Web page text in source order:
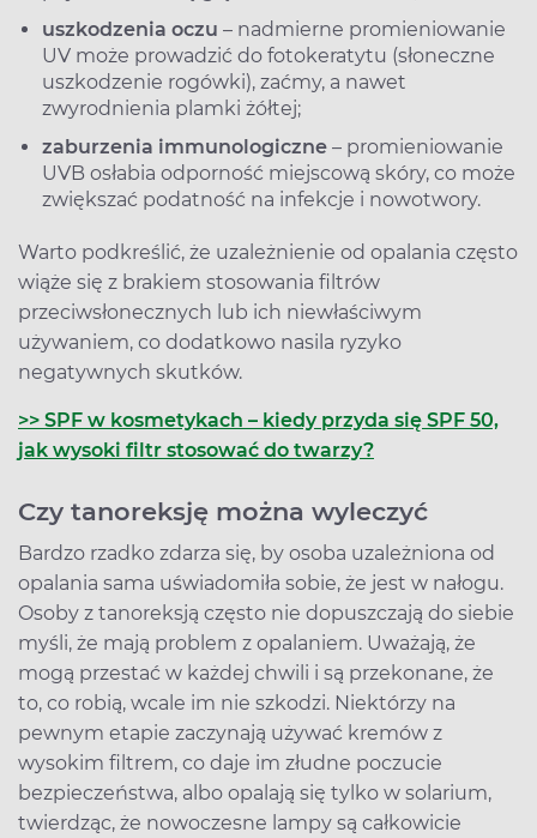
uszkodzenia oczu – nadmierne promieniowanie
UV może prowadzić do fotokeratytu (słoneczne
uszkodzenie rogówki), zaćmy, a nawet
zwyrodnienia plamki żółtej;
zaburzenia immunologiczne – promieniowanie
UVB osłabia odporność miejscową skóry, co może
zwiększać podatność na infekcje i nowotwory.
Warto podkreślić, że uzależnienie od opalania często
wiąże się z brakiem stosowania filtrów
przeciwsłonecznych lub ich niewłaściwym
używaniem, co dodatkowo nasila ryzyko
negatywnych skutków.
>> SPF w kosmetykach – kiedy przyda się SPF 50,
jak wysoki filtr stosować do twarzy?
Czy tanoreksję można wyleczyć
Bardzo rzadko zdarza się, by osoba uzależniona od
opalania sama uświadomiła sobie, że jest w nałogu.
Osoby z tanoreksją często nie dopuszczają do siebie
myśli, że mają problem z opalaniem. Uważają, że
mogą przestać w każdej chwili i są przekonane, że
to, co robią, wcale im nie szkodzi. Niektórzy na
pewnym etapie zaczynają używać kremów z
wysokim filtrem, co daje im złudne poczucie
bezpieczeństwa, albo opalają się tylko w solarium,
twierdząc, że nowoczesne lampy są całkowicie